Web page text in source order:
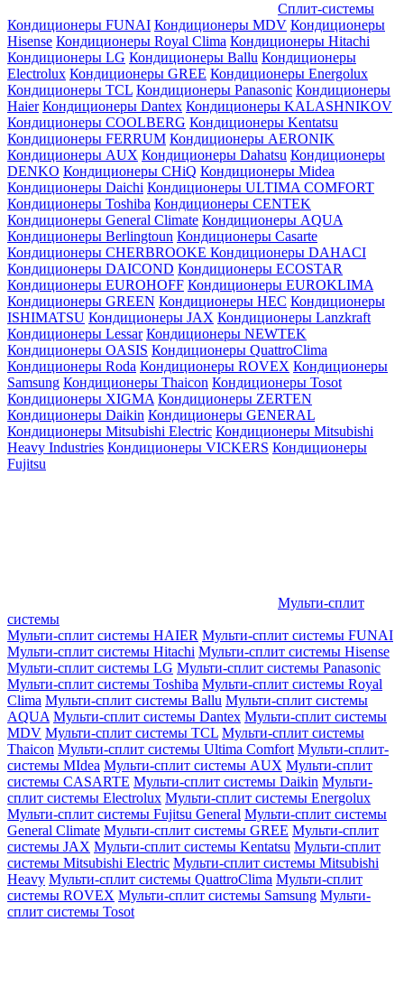
Сплит-системы
Кондиционеры FUNAI Кондиционеры MDV Кондиционеры
Hisense Кондиционеры Royal Clima Кондиционеры Hitachi
Кондиционеры LG Кондиционеры Ballu Кондиционеры
Electrolux Кондиционеры GREE Кондиционеры Energolux
Кондиционеры TCL Кондиционеры Panasonic Кондиционеры
Haier Кондиционеры Dantex Кондиционеры KALASHNIKOV
Кондиционеры СOOLBERG Кондиционеры Kentatsu
Кондиционеры FERRUM Кондиционеры AERONIK
Кондиционеры AUX Кондиционеры Dahatsu Кондиционеры
DENKO Кондиционеры CHiQ Кондиционеры Midea
Кондиционеры Daichi Кондиционеры ULTIMA COMFORT
Кондиционеры Toshiba Кондиционеры CENTEK
Кондиционеры General Climate Кондиционеры AQUA
Кондиционеры Berlingtoun Кондиционеры Casarte
Кондиционеры CHERBROOKE Кондиционеры DAHACI
Кондиционеры DAICOND Кондиционеры ECOSTAR
Кондиционеры EUROHOFF Кондиционеры EUROKLIMA
Кондиционеры GREEN Кондиционеры HEC Кондиционеры
ISHIMATSU Кондиционеры JAX Кондиционеры Lanzkraft
Кондиционеры Lessar Кондиционеры NEWTEK
Кондиционеры OASIS Кондиционеры QuattroClima
Кондиционеры Roda Кондиционеры ROVEX Кондиционеры
Samsung Кондиционеры Thaicon Кондиционеры Tosot
Кондиционеры XIGMA Кондиционеры ZERTEN
Кондиционеры Daikin Кондиционеры GENERAL
Кондиционеры Mitsubishi Electric Кондиционеры Mitsubishi
Heavy Industries Кондиционеры VICKERS Кондиционеры
Fujitsu
Мульти-сплит
системы
Мульти-сплит системы HAIER Мульти-сплит системы FUNAI
Мульти-сплит системы Hitachi Мульти-сплит системы Hisense
Мульти-сплит системы LG Мульти-сплит системы Panasonic
Мульти-сплит системы Toshiba Мульти-сплит системы Royal
Clima Мульти-сплит системы Ballu Мульти-сплит системы
AQUA Мульти-сплит системы Dantex Мульти-сплит системы
MDV Мульти-сплит системы TCL Мульти-сплит системы
Thaicon Мульти-сплит системы Ultima Comfort Мульти-сплит-
системы MIdea Мульти-сплит системы AUX Мульти-сплит
системы CASARTE Мульти-сплит системы Daikin Мульти-
сплит системы Electrolux Мульти-сплит системы Energolux
Мульти-сплит системы Fujitsu General Мульти-сплит системы
General Climate Мульти-сплит системы GREE Мульти-сплит
системы JAX Мульти-сплит системы Kentatsu Мульти-сплит
системы Mitsubishi Electric Мульти-сплит системы Mitsubishi
Heavy Мульти-сплит системы QuattroClima Мульти-сплит
системы ROVEX Мульти-сплит системы Samsung Мульти-
сплит системы Tosot